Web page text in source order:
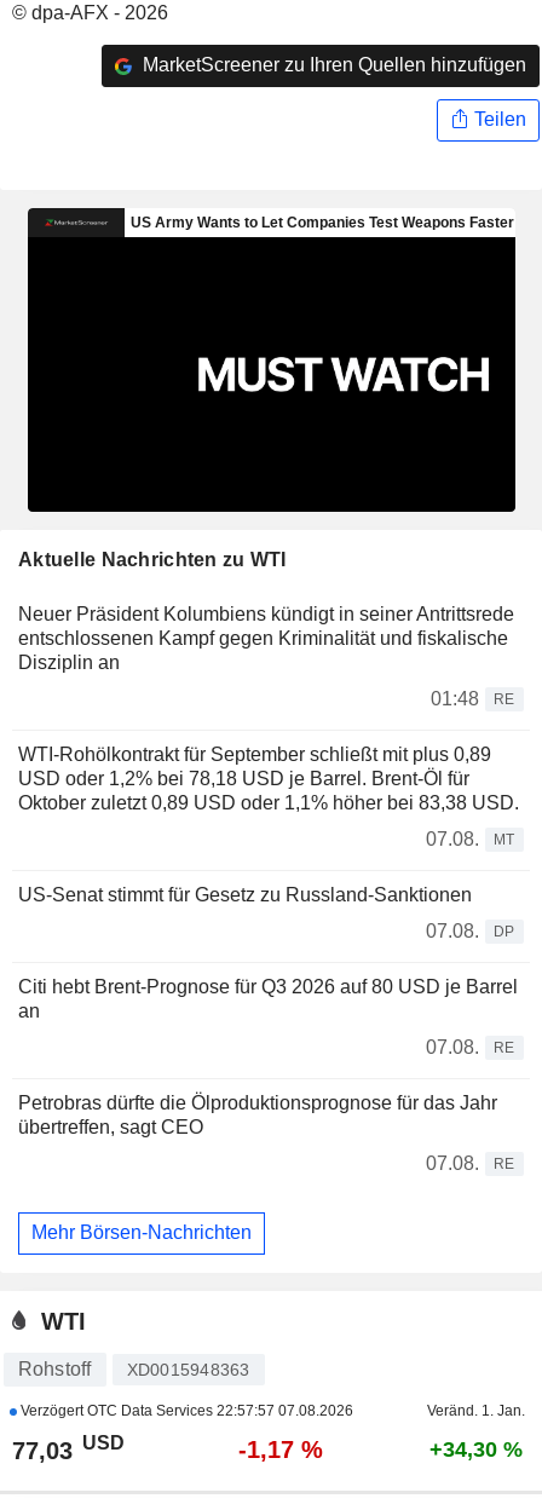
© dpa-AFX - 2026
MarketScreener zu Ihren Quellen hinzufügen
Teilen
Aktuelle Nachrichten zu WTI
Neuer Präsident Kolumbiens kündigt in seiner Antrittsrede
entschlossenen Kampf gegen Kriminalität und fiskalische
Disziplin an
01:48
RE
WTI-Rohölkontrakt für September schließt mit plus 0,89
USD oder 1,2% bei 78,18 USD je Barrel. Brent-Öl für
Oktober zuletzt 0,89 USD oder 1,1% höher bei 83,38 USD.
07.08.
MT
US-Senat stimmt für Gesetz zu Russland-Sanktionen
07.08.
DP
Citi hebt Brent-Prognose für Q3 2026 auf 80 USD je Barrel
an
07.08.
RE
Petrobras dürfte die Ölproduktionsprognose für das Jahr
übertreffen, sagt CEO
07.08.
RE
Mehr Börsen-Nachrichten
WTI
Rohstoff XD0015948363
Verzögert OTC Data Services 22:57:57 07.08.2026 Veränd. 1. Jan.
77,03 USD -1,17 % +34,30 %